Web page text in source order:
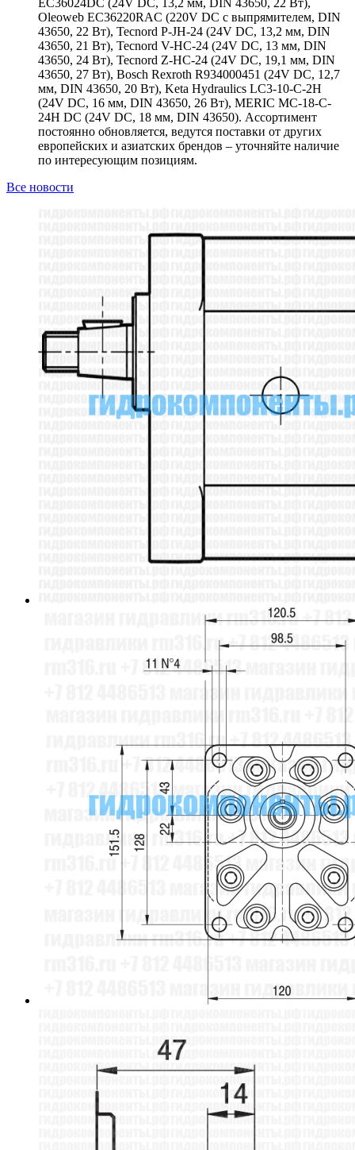
Oleoweb EC36220RAC (220V DC с выпрямителем, DIN
43650, 22 Вт), Tecnord P-JH-24 (24V DC, 13,2 мм, DIN
43650, 21 Вт), Tecnord V-HC-24 (24V DC, 13 мм, DIN
43650, 24 Вт), Tecnord Z-HC-24 (24V DC, 19,1 мм, DIN
43650, 27 Вт), Bosch Rexroth R934000451 (24V DC, 12,7
мм, DIN 43650, 20 Вт), Keta Hydraulics LC3-10-C-2H
(24V DC, 16 мм, DIN 43650, 26 Вт), MERIC MC-18-C-
24H DC (24V DC, 18 мм, DIN 43650). Ассортимент
постоянно обновляется, ведутся поставки от других
европейских и азиатских брендов – уточняйте наличие
по интересующим позициям.
Все новости